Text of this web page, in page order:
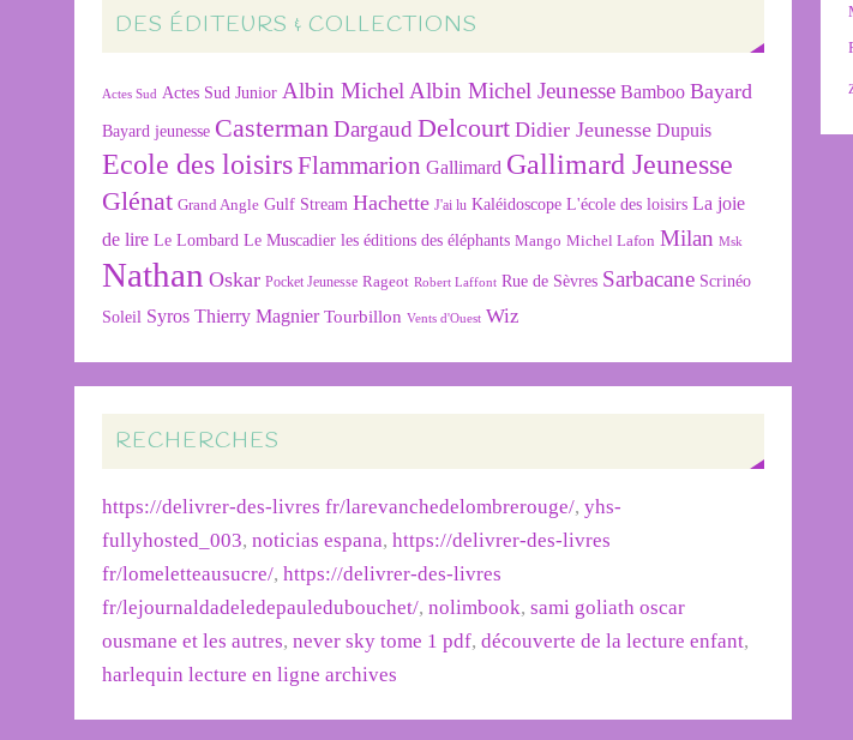
DES ÉDITEURS & COLLECTIONS
Actes Sud Actes Sud Junior Albin Michel Albin Michel Jeunesse Bamboo Bayard
Bayard jeunesse Casterman Dargaud Delcourt Didier Jeunesse Dupuis
Ecole des loisirsFlammarion Gallimard Gallimard Jeunesse
Glénat Grand Angle Gulf Stream Hachette J'ai lu Kaléidoscope L'école des loisirs La joie
de lire Le Lombard Le Muscadier les éditions des éléphants Mango Michel Lafon Milan Msk
Nathan Oskar Pocket Jeunesse Rageot Robert Laffont Rue de Sèvres Sarbacane Scrinéo
Soleil Syros Thierry Magnier Tourbillon Vents d'Ouest Wiz
RECHERCHES
https://delivrer-des-livres fr/larevanchedelombrerouge/,yhs-
fullyhosted_003,noticias espana,https://delivrer-des-livres
fr/lomeletteausucre/,https://delivrer-des-livres
fr/lejournaldadeledepauledubouchet/,nolimbook,sami goliath oscar
ousmane et les autres,never sky tome 1 pdf,découverte de la lecture enfant,
harlequin lecture en ligne archives